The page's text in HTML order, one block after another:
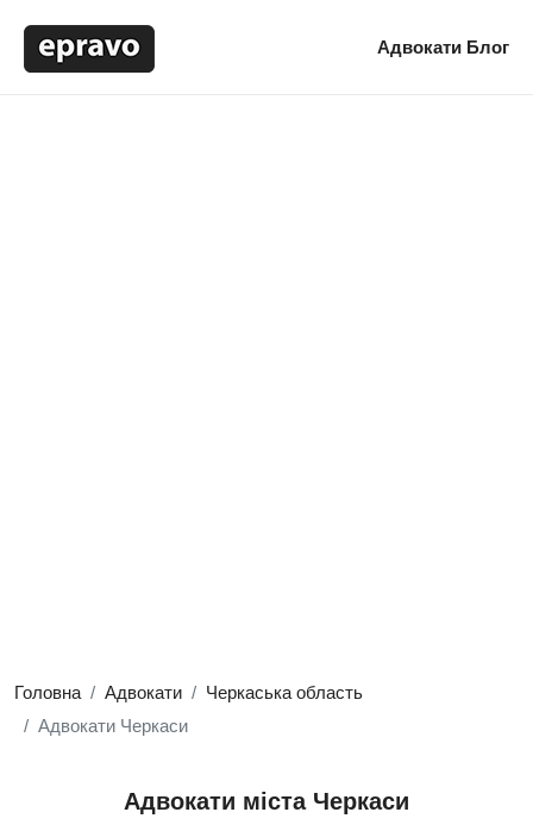
Адвокати Блог
Головна Адвокати
Черкаська область
Адвокати Черкаси
Адвокати міста Черкаси